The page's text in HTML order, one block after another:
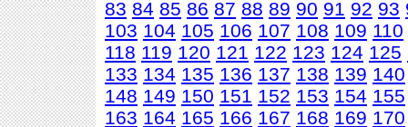
83 84 85 86 87 88 89 90 91 92 93
103 104 105 106 107 108 109 110
118 119 120 121 122 123 124 125
133 134 135 136 137 138 139 140
148 149 150 151 152 153 154 155
163 164 165 166 167 168 169 170